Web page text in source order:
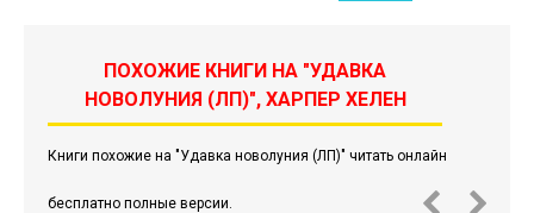
ПОХОЖИЕ КНИГИ НА "УДАВКА
НОВОЛУНИЯ (ЛП)", ХАРПЕР ХЕЛЕН
Книги похожие на "Удавка новолуния (ЛП)" читать онлайн
бесплатно полные версии.